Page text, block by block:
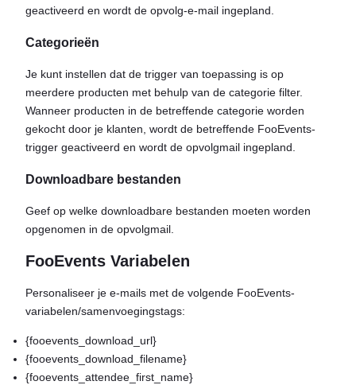
geactiveerd en wordt de opvolg-e-mail ingepland.
Categorieën
Je kunt instellen dat de trigger van toepassing is op
meerdere producten met behulp van de categorie filter.
Wanneer producten in de betreffende categorie worden
gekocht door je klanten, wordt de betreffende FooEvents-
trigger geactiveerd en wordt de opvolgmail ingepland.
Downloadbare bestanden
Geef op welke downloadbare bestanden moeten worden
opgenomen in de opvolgmail.
FooEvents Variabelen
Personaliseer je e-mails met de volgende FooEvents-
variabelen/samenvoegingstags:
{fooevents_download_url}
{fooevents_download_filename}
{fooevents_attendee_first_name}